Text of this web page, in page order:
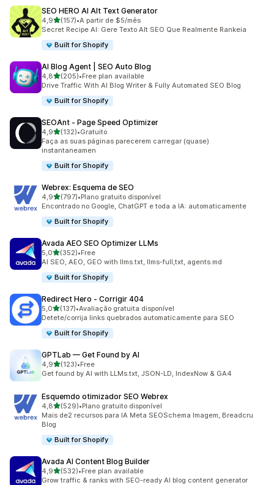
SEO HERO AI Alt Text Generator
4,9de 5 estrelas
(157)
157 total de avaliações
•A partir de $5/mês
Secret Recipe AI: Gere Texto Alt SEO Que Realmente Rankeia
Built for Shopify
AI Blog Agent | SEO Auto Blog
4,8de 5 estrelas
(205)
205 total de avaliações
•Free plan available
Drive Traffic With AI Blog Writer & Fully Automated SEO Blog
Built for Shopify
SEOAnt ‑ Page Speed Optimizer
4,9de 5 estrelas
(132)
132 total de avaliações
•Gratuito
Faça as suas páginas parecerem carregar (quase)
instantaneamen
Built for Shopify
Webrex: Esquema de SEO
4,9de 5 estrelas
(797)
797 total de avaliações
•Plano gratuito disponível
Encontrado no Google, ChatGPT e toda a IA: automaticamente
Built for Shopify
Avada AEO SEO Optimizer LLMs
5,0de 5 estrelas
(352)
352 total de avaliações
•Free
AI SEO, AEO, GEO with llms.txt, llms-full,txt, agents.md
Built for Shopify
Redirect Hero ‑ Corrigir 404
5,0de 5 estrelas
(137)
137 total de avaliações
•Avaliação gratuita disponível
Detete/corrija links quebrados automaticamente para SEO
Built for Shopify
GPTLab — Get Found by AI
4,9de 5 estrelas
(123)
123 total de avaliações
•Free
Get found by AI with LLMs.txt, JSON-LD, IndexNow & GA4
Esquemdo otimizador SEO Webrex
4,8de 5 estrelas
(529)
529 total de avaliações
•Plano gratuito disponível
Mais de2 recursos para IA Meta SEOSchema Imagem, Breadcru
BIog
Built for Shopify
Avada AI Content Blog Builder
4,9de 5 estrelas
(532)
532 total de avaliações
•Free plan available
Grow traffic & ranks with SEO-ready AI blog content generator